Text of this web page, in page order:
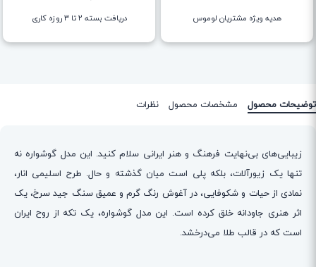
هدیه ویژه مشتریان لوموس دریافت بسته ۲ تا ۳ روزه کاری
توضیحات محصول مشخصات محصول نظرات
زیبایی‌های بی‌نهایت فرهنگ و هنر ایرانی سلام کنید. این مدل گوشواره نه
تنها یک زیورآلات، بلکه پلی است میان گذشته و حال. طرح اسلیمی انار،
نمادی از حیات و شکوفایی، در آغوش رنگ گرم و عمیق سنگ جید سرخ، یک
اثر هنری جاودانه خلق کرده است. این مدل گوشواره، یک تکه از روح ایران
است که در قالب طلا می‌درخشد.